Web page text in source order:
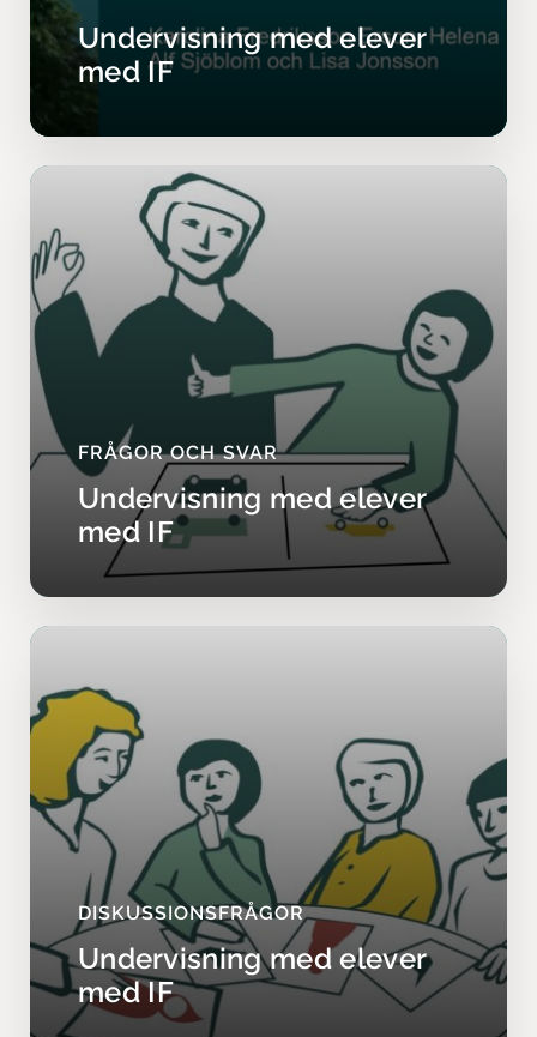
Undervisning med elever
med IF
FRÅGOR OCH SVAR
Undervisning med elever
med IF
DISKUSSIONSFRÅGOR
Undervisning med elever
med IF